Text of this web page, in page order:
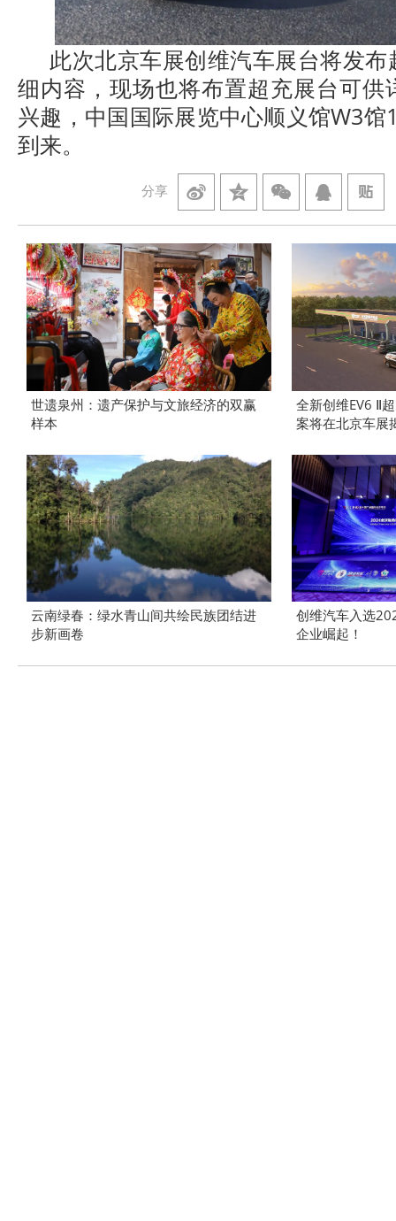
此次北京车展创维汽车展台将发
细内容，现场也将布置超充展台可供
兴趣，中国国际展览中心顺义馆W3馆
到来。
分享
世遗泉州：遗产保护与文旅经济的双赢
样本
全新创维EV6 Ⅱ
案将在北京车展
云南绿春：绿水青山间共绘民族团结进
步新画卷
创维汽车入选
企业崛起！